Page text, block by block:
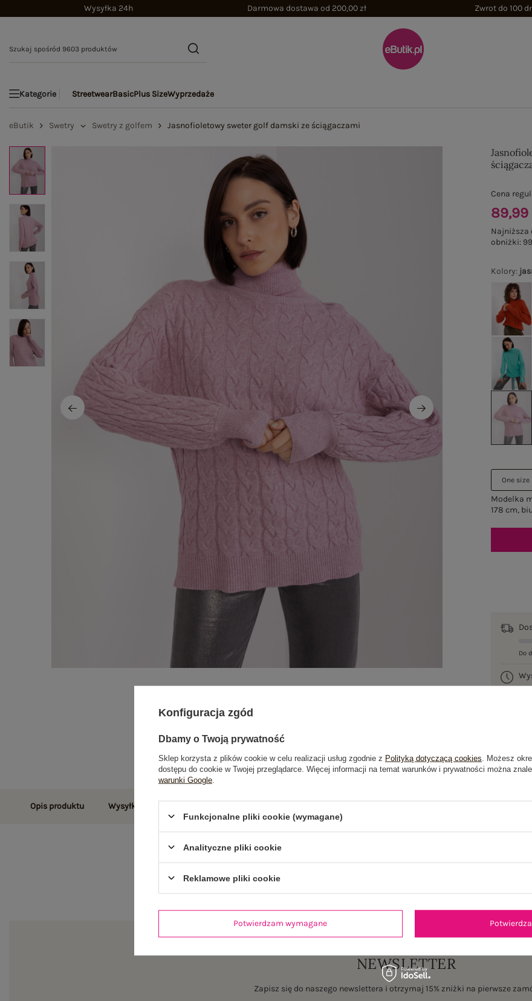
Wysyłka 24h Darmowa dostawa od 200,00 zł Zwrot do 100
Kategorie StreetwearBasicPlus SizeWyprzedaże
eButik Swetry Swetry z golfem Jasnofioletowy sweter golf damski ze ściągaczami
Kolory:
One size
Modelka
178 cm,
Cena
89,99
Najniższa
obniżki:
Do
Opis produktu Wysyłka i dostawa
NEWSLETTER
Zapisz się do naszego newslettera i otrzymaj 15% zniżki na pierwsze
Konfiguracja zgód
Dbamy o Twoją prywatność
Sklep korzysta z plików cookie w celu realizacji usług zgodnie z Polityką dotyczącą cookies . Możesz
dostępu do cookie w Twojej przeglądarce. Więcej informacji na temat warunków i prywatności można
warunki Google
Funkcjonalne pliki cookie (wymagane)
Analityczne pliki cookie
Reklamowe pliki cookie
Potwierdzam wymagane